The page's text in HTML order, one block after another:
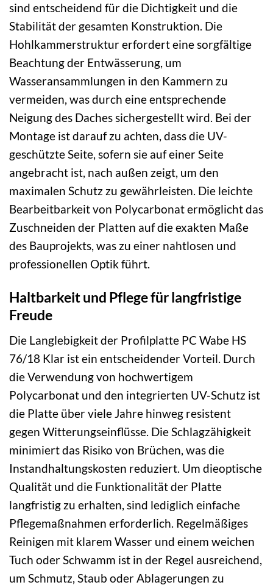
sind entscheidend für die Dichtigkeit und die
Stabilität der gesamten Konstruktion. Die
Hohlkammerstruktur erfordert eine sorgfältige
Beachtung der Entwässerung, um
Wasseransammlungen in den Kammern zu
vermeiden, was durch eine entsprechende
Neigung des Daches sichergestellt wird. Bei der
Montage ist darauf zu achten, dass die UV-
geschützte Seite, sofern sie auf einer Seite
angebracht ist, nach außen zeigt, um den
maximalen Schutz zu gewährleisten. Die leichte
Bearbeitbarkeit von Polycarbonat ermöglicht das
Zuschneiden der Platten auf die exakten Maße
des Bauprojekts, was zu einer nahtlosen und
professionellen Optik führt.
Haltbarkeit und Pflege für langfristige
Freude
Die Langlebigkeit der Profilplatte PC Wabe HS
76/18 Klar ist ein entscheidender Vorteil. Durch
die Verwendung von hochwertigem
Polycarbonat und den integrierten UV-Schutz ist
die Platte über viele Jahre hinweg resistent
gegen Witterungseinflüsse. Die Schlagzähigkeit
minimiert das Risiko von Brüchen, was die
Instandhaltungskosten reduziert. Um dieoptische
Qualität und die Funktionalität der Platte
langfristig zu erhalten, sind lediglich einfache
Pflegemaßnahmen erforderlich. Regelmäßiges
Reinigen mit klarem Wasser und einem weichen
Tuch oder Schwamm ist in der Regel ausreichend,
um Schmutz, Staub oder Ablagerungen zu